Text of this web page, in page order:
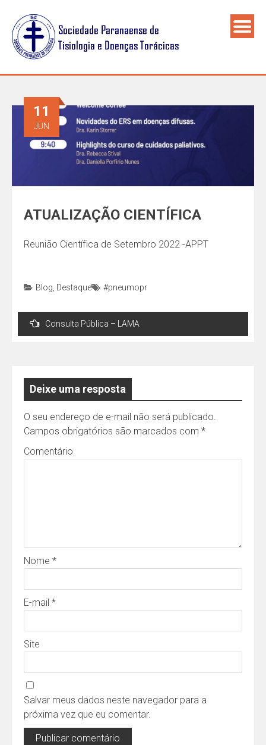
11
JUN
ATUALIZAÇÃO CIENTÍFICA
Reunião Científica de Setembro 2022 -APPT
Blog Destaque #pneumopr
Navegação
de
Consulta Pública – LAMA
Deixe uma resposta
O seu endereço de e-mail não será publicado.
Campos obrigatórios são marcados com *
Comentário
Nome *
E-mail *
Site
Salvar meus dados neste navegador para a
próxima vez que eu comentar.